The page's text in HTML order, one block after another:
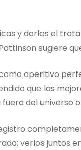
y darles el
sugiere
aperitivo
que las
del universo
verlos juntos